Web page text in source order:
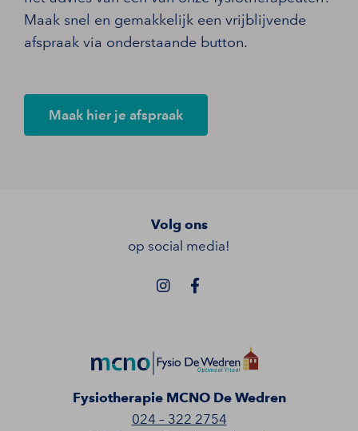
Maak snel en gemakkelijk een vrijblijvende
afspraak via onderstaande button.
Maak hier je afspraak
Volg ons
op social media!
Fysiotherapie MCNO De Wedren
024 – 322 2754